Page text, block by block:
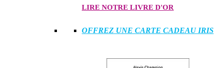
LIRE NOTRE LIVRE D'OR
OFFREZ UNE CARTE CADEAU IRIS